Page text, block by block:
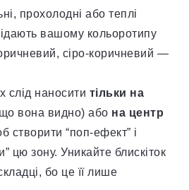
прохолодні або теплі
вашому кольоротипу
сіро-коричневий —
Їх слід наносити тільки на
вона видно) або на центр
створити “поп-ефект” і
цю зону. Уникайте блискіток
бо це її лише